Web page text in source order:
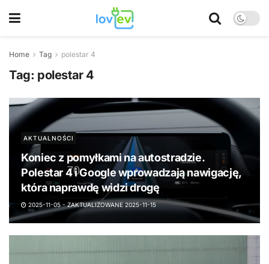
Home Tag polestar 4
Tag: polestar 4
AKTUALNOŚCI
Koniec z pomyłkami na autostradzie.
Polestar 4 i Google wprowadzają nawigację,
która naprawdę widzi drogę
2025-11-05 - ZAKTUALIZOWANE 2025-11-15